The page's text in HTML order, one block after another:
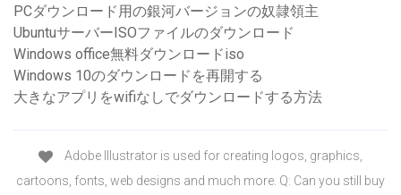
PCダウンロード用の銀河バージョンの奴隷領主
UbuntuサーバーISOファイルのダウンロード
Windows office無料ダウンロードiso
Windows 10のダウンロードを再開する
大きなアプリをwifiなしでダウンロードする方法
Adobe Illustrator is used for creating logos, graphics,
cartoons, fonts, web designs and much more. Q: Can you still buy